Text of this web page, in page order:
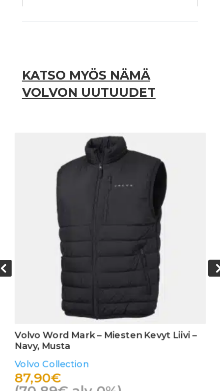
KATSO MYÖS NÄMÄ
VOLVON UUTUUDET
Volvo Word Mark – Miesten Kevyt Liivi –
Navy, Musta
Volvo Collection
87,90€